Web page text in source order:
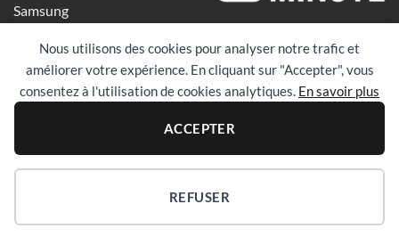
Nous utilisons des cookies pour analyser notre trafic et
améliorer votre expérience. En cliquant sur "Accepter", vous
consentez à l'utilisation de cookies analytiques. En savoir plus
ACCEPTER
REFUSER
Samsung
Xiaomi
Google
Huawei
Une coque en quelques
clics
Copyright 2026 ©Case Minute|